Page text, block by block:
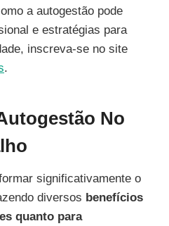
a autogestão pode
e estratégias para
inscreva-se no site
.
No
significativamente o
diversos benefícios
quanto para